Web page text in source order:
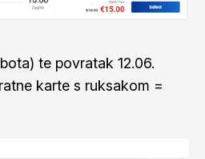
te povratak 12.06.
karte s ruksakom =